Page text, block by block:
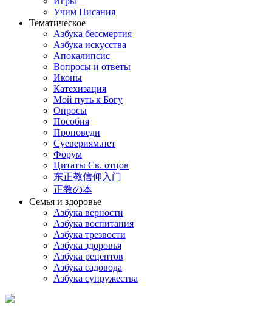
Учим Писания
Тематическое
Азбука бессмертия
Азбука искусства
Апокалипсис
Вопросы и ответы
Иконы
Катехизация
Мой путь к Богу
Опросы
Пособия
Проповеди
Суевериям.нет
Форум
Цитаты Св. отцов
东正教信仰入门
正教の本
Семья и здоровье
Азбука верности
Азбука воспитания
Азбука трезвости
Азбука здоровья
Азбука рецептов
Азбука садовода
Азбука супружества